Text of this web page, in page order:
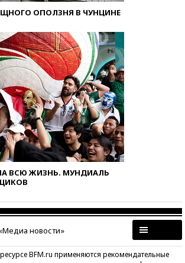
ОПОЛЗНЯ В ЧУНЦИНЕ
ВСЮ ЖИЗНЬ. МУНДИАЛЬ
новости»
BFM.ru применяются рекомендательные